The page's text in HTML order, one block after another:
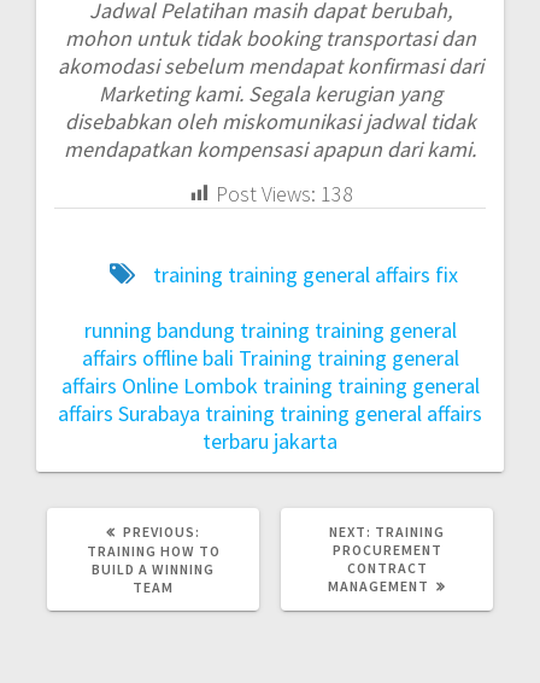
Jadwal Pelatihan masih dapat berubah,
mohon untuk tidak booking transportasi dan
akomodasi sebelum mendapat konfirmasi dari
Marketing kami. Segala kerugian yang
disebabkan oleh miskomunikasi jadwal tidak
mendapatkan kompensasi apapun dari kami.
Post Views: 138
training training general affairs fix
running bandung training training general
affairs offline bali Training training general
affairs Online Lombok training training general
affairs Surabaya training training general affairs
terbaru jakarta
PREVIOUS:
TRAINING HOW TO
BUILD A WINNING
TEAM
NEXT: TRAINING
PROCUREMENT
CONTRACT
MANAGEMENT